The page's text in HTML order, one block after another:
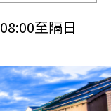
至隔日